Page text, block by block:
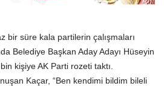
bir süre kala partilerin çalışmaları
Belediye Başkan Aday Adayı Hüseyin
kişiye AK Parti rozeti taktı.
Kaçar, “Ben kendimi bildim bileli